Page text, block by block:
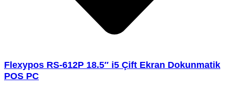
Flexypos RS-612P 18.5″ i5 Çift Ekran Dokunmatik
POS PC